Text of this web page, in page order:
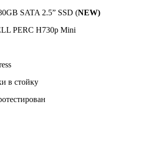
SATA 2.5” SSD (NEW)
PERC H730p Mini
в стойку